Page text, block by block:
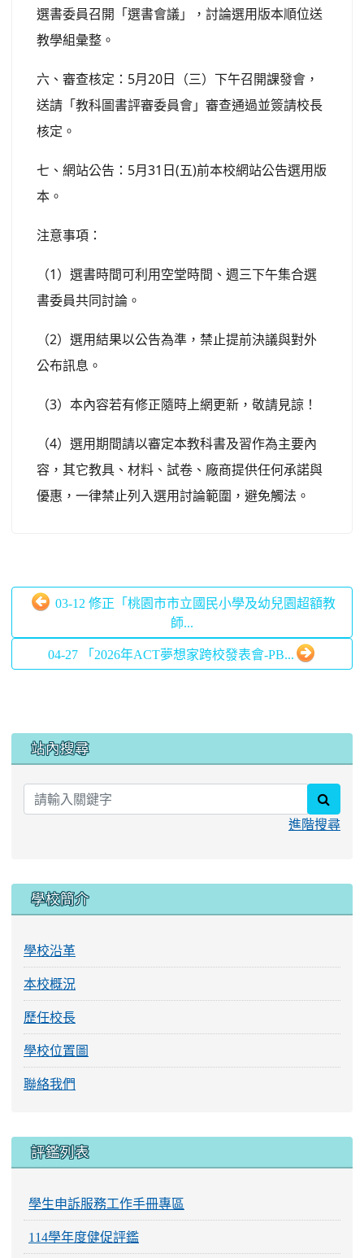
選書委員召開「選書會議」，討論選用版本順位送
教學組彙整。
六、審查核定：5月20日（三）下午召開課發會，
送請「教科圖書評審委員會」審查通過並簽請校長
核定。
七、網站公告：5月31日(五)前本校網站公告選用版
本。
注意事項：
（1）選書時間可利用空堂時間、週三下午集合選
書委員共同討論。
（2）選用結果以公告為準，禁止提前決議與對外
公布訊息。
（3）本內容若有修正隨時上網更新，敬請見諒！
（4）選用期間請以審定本教科書及習作為主要內
容，其它教具、材料、試卷、廠商提供任何承諾與
優惠，一律禁止列入選用討論範圍，避免觸法。
03-12 修正「桃園市市立國民小學及幼兒園超額教
師...
04-27 「2026年ACT夢想家跨校發表會-PB...
站內搜尋
進階搜尋
學校簡介
學校沿革
本校概況
歷任校長
學校位置圖
聯絡我們
評鑑列表
學生申訴服務工作手冊專區
114學年度健促評鑑